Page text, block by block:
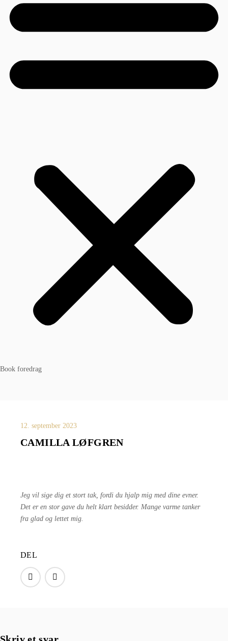
Book foredrag
12. september 2023
CAMILLA LØFGREN
Jeg vil sige dig et stort tak, fordi du hjalp mig med dine evner.
Det er en stor gave du helt klart besidder. Mange varme tanker
fra glad og lettet mig.
DEL